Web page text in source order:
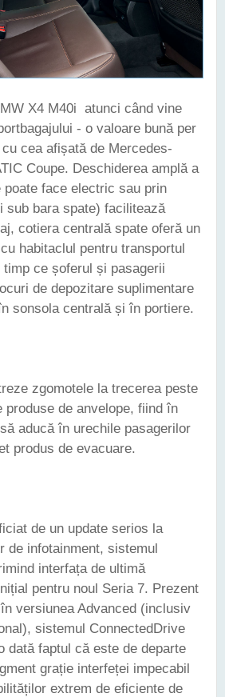
X4 M40i atunci când vine
- o valoare bună per
cea afișată de Mercedes-
Coupe. Deschiderea amplă a
poate face electric sau prin
sub bara spate) facilitează
cotiera centrală spate oferă un
habitaclul pentru transportul
ce șoferul și pasagerii
de depozitare suplimentare
sonsola centrală și în portiere.
zgomotele la trecerea peste
produse de anvelope, fiind în
aducă în urechile pasagerilor
produs de evacuare.
de un update serios la
de infotainment, sistemul
interfața de ultimă
pentru noul Seria 7. Prezent
versiunea Advanced (inclusiv
sistemul ConnectedDrive
dată faptul că este de departe
grație interfeței impecabil
extrem de eficiente de